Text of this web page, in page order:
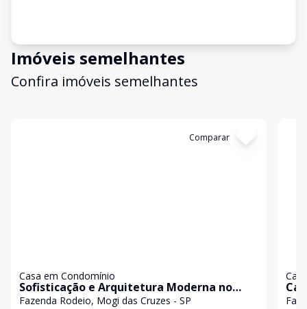
Imóveis semelhantes
Confira imóveis semelhantes
Comparar
Casa em Condomínio
Sofisticação e Arquitetura Moderna no
Condomínio Bella Cittá Fazenda Rodeio
Fazenda Rodeio, Mogi das Cruzes - SP